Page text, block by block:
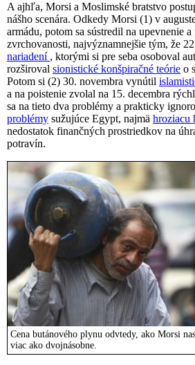
A ajhľa, Morsi a Moslimské bratstvo
nášho scenára. Odkedy Morsi (1) v
armádu, potom sa sústredil na upevnenie
zvrchovanosti, najvýznamnejšie tým, že
nariadení , ktorými si pre seba osoboval
rozširoval sionistické konšpiračné teórie o
Potom si (2) 30. novembra vynútil
a na poistenie zvolal na 15. decembra
sa na tieto dva problémy a prakticky
problémy sužujúce Egypt, najmä hroziacu
nedostatok finančných prostriedkov na
potravín.
Cena butánového plynu odvtedy, ako Morsi
viac ako dvojnásobne.